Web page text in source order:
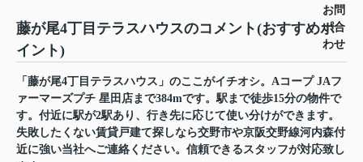
お問
い合
わせ
藤が尾4丁目テラスハウスのコメント(おすすめポ
イント)
「藤が尾4丁目テラスハウス」のここがイチオシ。Aコープ JAフ
ァーマーズプチ 星田店まで384mです。駅まで徒歩15分の物件で
す。付近に駅が2駅あり、行き先に応じて使い分けができます。
失敗したくない賃貸戸建て探しなら交野市や京阪交野線河内森付
近に強い当社へご連絡ください。信頼できるスタッフが対応致し